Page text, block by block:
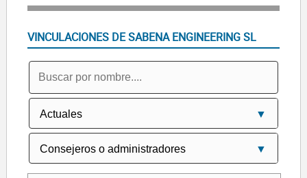
VINCULACIONES DE SABENA ENGINEERING SL